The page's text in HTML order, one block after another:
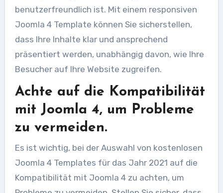
benutzerfreundlich ist. Mit einem responsiven
Joomla 4 Template können Sie sicherstellen,
dass Ihre Inhalte klar und ansprechend
präsentiert werden, unabhängig davon, wie Ihre
Besucher auf Ihre Website zugreifen.
Achte auf die Kompatibilität
mit Joomla 4, um Probleme
zu vermeiden.
Es ist wichtig, bei der Auswahl von kostenlosen
Joomla 4 Templates für das Jahr 2021 auf die
Kompatibilität mit Joomla 4 zu achten, um